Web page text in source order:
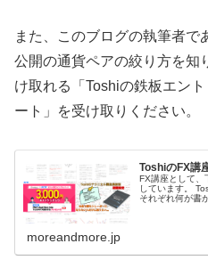
また、このブログの執筆者で
公開の通貨ペアの絞り方を知
け取れる「Toshiの鉄板エン
ート」を受け取りください。
ToshiのFX講
FX講座として、
しています。
それぞれ何が書
moreandmore.jp